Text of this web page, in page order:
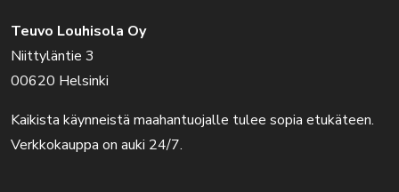
Teuvo Louhisola Oy
Niittyläntie 3
00620 Helsinki
Kaikista käynneistä maahantuojalle tulee sopia etukäteen.
Verkkokauppa on auki 24/7.